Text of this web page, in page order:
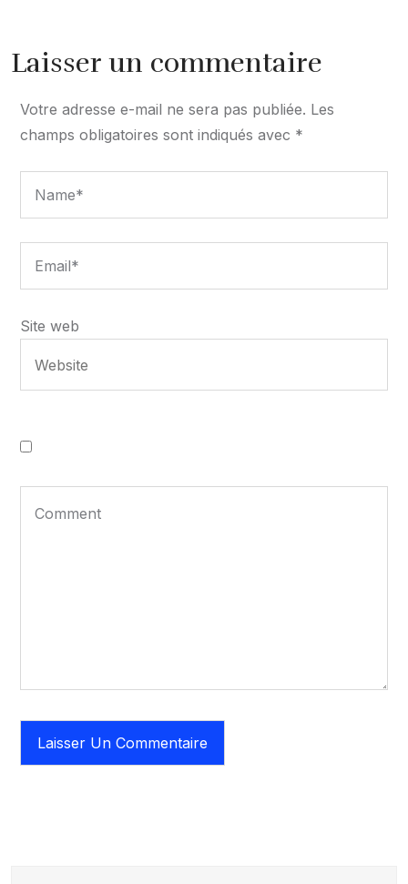
Laisser un commentaire
Votre adresse e-mail ne sera pas publiée. Les
champs obligatoires sont indiqués avec *
Site web